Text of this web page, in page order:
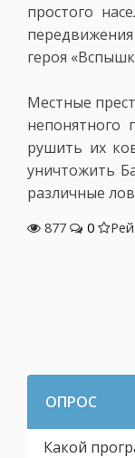
простого
героя
Местные
непонятного
рушить их
уничтожить
различные
877 0
ОПРОС
Какой